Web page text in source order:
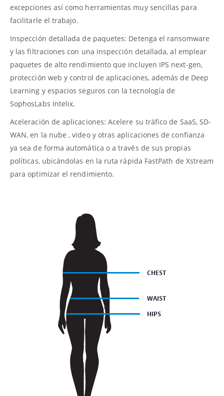
excepciones así como herramientas muy sencillas para
facilitarle el trabajo.
Inspección detallada de paquetes: Detenga el ransomware
y las filtraciones con una inspección detallada, al emplear
paquetes de alto rendimiento que incluyen IPS next-gen,
protección web y control de aplicaciones, además de Deep
Learning y espacios seguros con la tecnología de
SophosLabs Intelix.
Aceleración de aplicaciones: Acelere su tráfico de SaaS, SD-
WAN, en la nube , video y otras aplicaciones de confianza
ya sea de forma automática o a través de sus propias
políticas, ubicándolas en la ruta rápida FastPath de Xstream
para optimizar el rendimiento.